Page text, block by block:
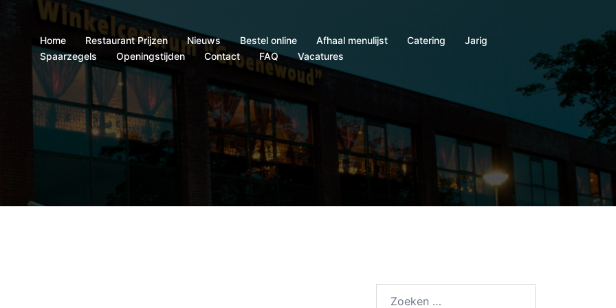
Home Restaurant Prijzen Nieuws Bestel online Afhaal menulijst Catering
Jarig
Spaarzegels
Openingstijden Contact FAQ Vacatures